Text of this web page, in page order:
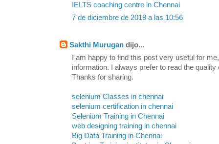
IELTS coaching centre in Chennai
7 de diciembre de 2018 a las 10:56
Sakthi Murugan dijo...
I am happy to find this post very useful for
information. I always prefer to read the
Thanks for sharing.
selenium Classes in chennai
selenium certification in chennai
Selenium Training in Chennai
web designing training in chennai
Big Data Training in Chennai